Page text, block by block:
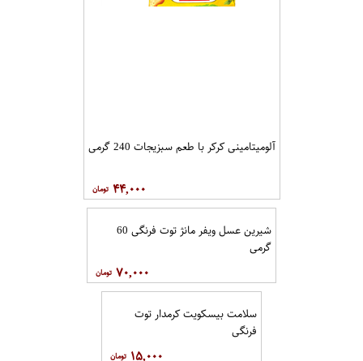
آلومیتامینی کرکر با طعم سبزیجات 240 گرمی
۴۴,۰۰۰
شیرین عسل ویفر مانژ توت فرنگی 60
گرمی
۷۰,۰۰۰
سلامت بیسکویت کرمدار توت
فرنگی
۱۵,۰۰۰